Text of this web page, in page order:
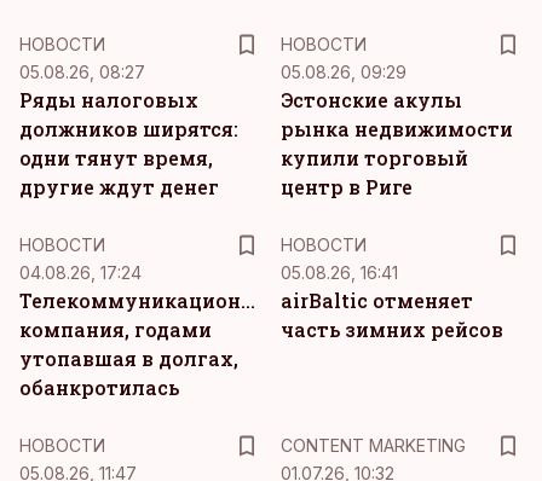
НОВОСТИ
05.08.26, 08:27
Ряды налоговых
должников ширятся:
одни тянут время,
другие ждут денег
НОВОСТИ
05.08.26, 09:29
Эстонские акулы
рынка недвижимости
купили торговый
центр в Риге
НОВОСТИ
04.08.26, 17:24
Телекоммуникационная
компания, годами
утопавшая в долгах,
обанкротилась
НОВОСТИ
05.08.26, 16:41
airBaltic отменяет
часть зимних рейсов
НОВОСТИ
05.08.26, 11:47
CONTENT MARKETING
01.07.26, 10:32